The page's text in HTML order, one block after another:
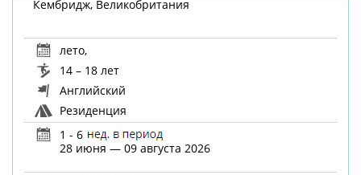
Кембридж, Великобритания
лето,
14 – 18 лет
Английский
Резиденция
1 - 6
28 июня — 09 августа 2026